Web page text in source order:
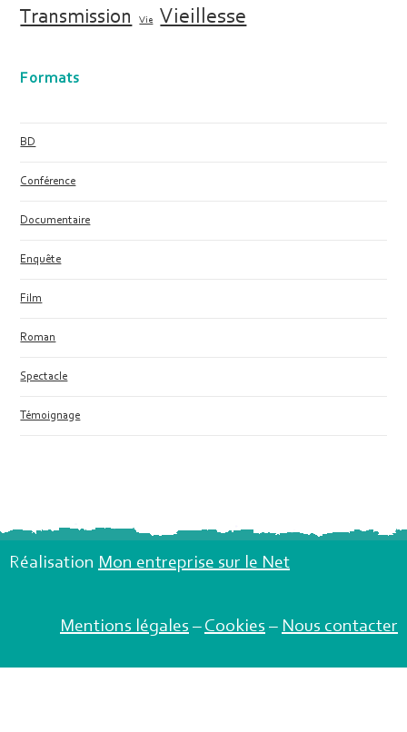
Transmission Vie Vieillesse
Formats
BD
Conférence
Documentaire
Enquête
Film
Roman
Spectacle
Témoignage
Réalisation Mon entreprise sur le Net
Mentions légales – Cookies – Nous contacter